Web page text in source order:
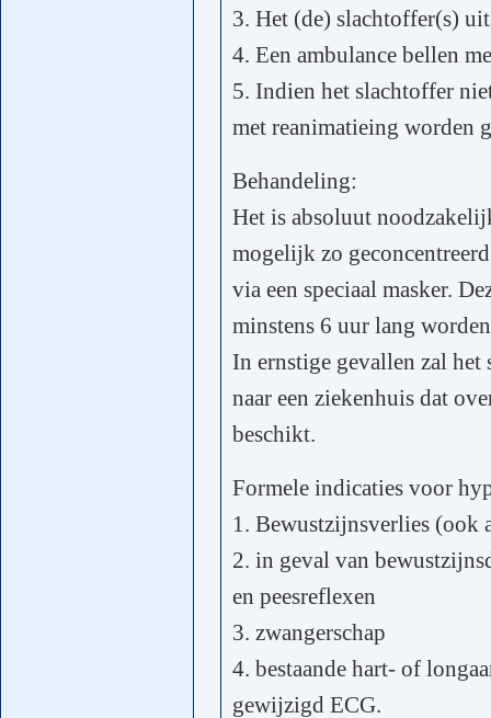
3. Het (de) slachtoffer(s)
4. Een ambulance bellen
5. Indien het slachtoffer
met reanimatieing worden
Behandeling:
Het is absoluut
mogelijk zo
via een speciaal masker.
minstens 6 uur lang
In ernstige gevallen zal
naar een ziekenhuis dat
beschikt.
Formele indicaties voor
1. Bewustzijnsverlies (ook
2. in geval van
en peesreflexen
3. zwangerschap
4. bestaande hart- of
gewijzigd ECG.